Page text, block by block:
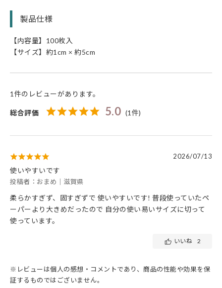
製品仕様
【内容量】100枚入
【サイズ】約1cm × 約5cm
1件のレビューがあります。
総合評価 5.0 (1件)
2026/07/13
使いやすいです
投稿者：おまめ｜滋賀県
柔らかすぎず、固すぎずで 使いやすいです! 普段使っていたペ
ーパーより大きめだったので 自分の使い易いサイズに切って
使っています。
いいね 2
※レビューは個人の感想・コメントであり、商品の性能や効果を保
証するものではございません。